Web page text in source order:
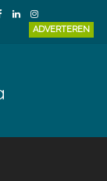
ADVERTEREN